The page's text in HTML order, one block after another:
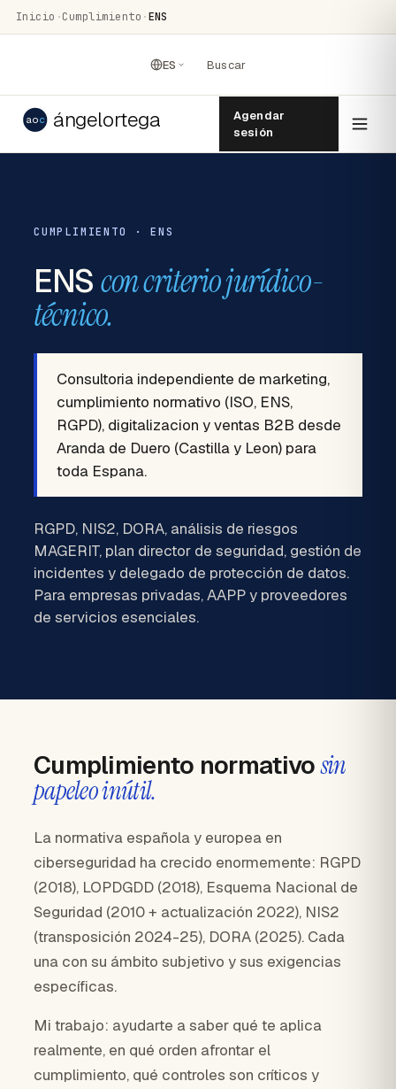
Inicio ·Cumplimiento ·ENS
ES Buscar
aoc ángelortega
Agendar
sesión
CUMPLIMIENTO · ENS
ENScon criterio jurídico-
técnico.
Consultoria independiente de marketing,
cumplimiento normativo (ISO, ENS,
RGPD), digitalizacion y ventas B2B desde
Aranda de Duero (Castilla y Leon) para
toda Espana.
RGPD, NIS2, DORA, análisis de riesgos
MAGERIT, plan director de seguridad, gestión de
incidentes y delegado de protección de datos.
Para empresas privadas, AAPP y proveedores
de servicios esenciales.
Cumplimiento normativosin
papeleo inútil.
La normativa española y europea en
ciberseguridad ha crecido enormemente: RGPD
(2018), LOPDGDD (2018), Esquema Nacional de
Seguridad (2010 + actualización 2022), NIS2
(transposición 2024-25), DORA (2025). Cada
una con su ámbito subjetivo y sus exigencias
específicas.
Mi trabajo: ayudarte a saber qué te aplica
realmente, en qué orden afrontar el
cumplimiento, qué controles son críticos y